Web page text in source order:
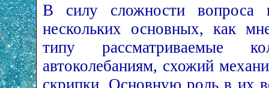
В силу сложности вопроса
нескольких основных, как
типу рассматриваемые
автоколебаниям, схожий
скрипки. Основную роль в их